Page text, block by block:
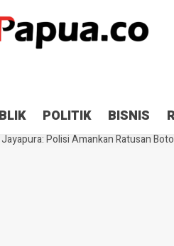
POLITIK BISNIS
TNI Polri Patroli 2×24 jam di
SMPN 5 Sentani Terbakar
Polisi Amankan Ratusan